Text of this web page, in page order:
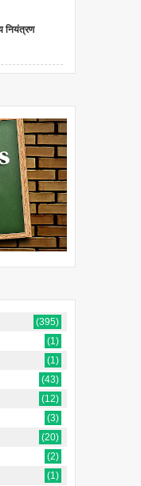
नियंत्रण
(395)
(1)
(1)
(43)
(12)
(3)
(20)
(2)
(1)